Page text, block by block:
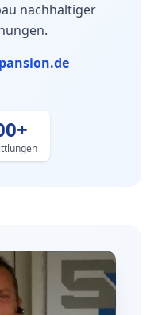
nachhaltiger